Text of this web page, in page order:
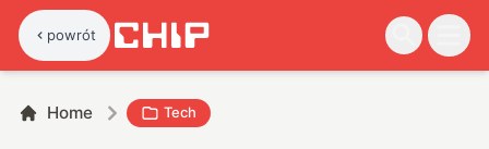
powrót
Home Tech